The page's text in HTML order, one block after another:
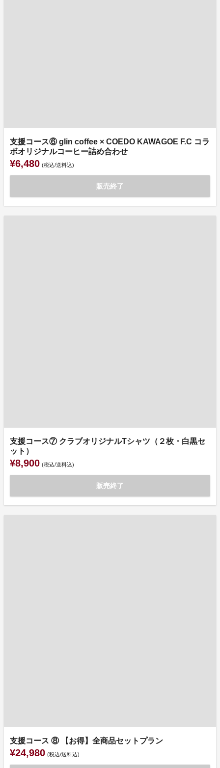
支援コース⑥ glin coffee × COEDO KAWAGOE F.C コラ
ボオリジナルコーヒー詰め合わせ
¥6,480 (税込/送料込)
販売終了
支援コース⑦ クラブオリジナルTシャツ（２枚・白黒セ
ット）
¥8,900 (税込/送料込)
販売終了
支援コース ⑧ 【お得】全商品セットプラン
¥24,980 (税込/送料込)